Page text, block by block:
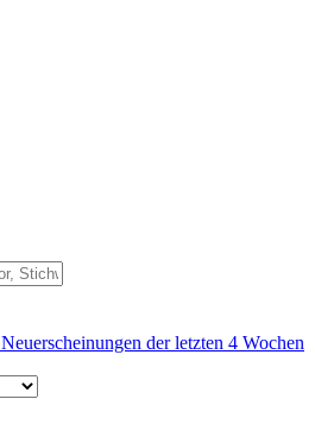
Neuerscheinungen der letzten 4 Wochen